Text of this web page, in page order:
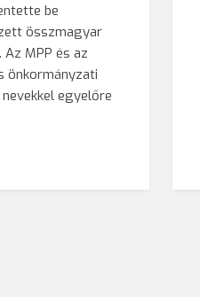
be
összmagyar
MPP és az
önkormányzati
egyelőre